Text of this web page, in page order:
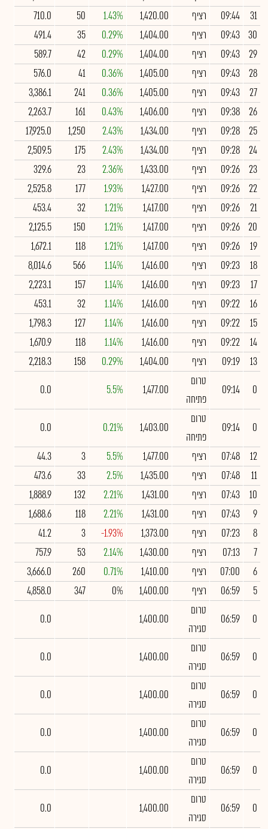
31
09:44 רציף 1,420.00
1.43%
50
710.0
30
09:43 רציף 1,404.00
0.29%
35
491.4
29
09:43 רציף 1,404.00
0.29%
42
589.7
28
09:43 רציף 1,405.00
0.36%
41
576.0
27
09:43 רציף 1,405.00
0.36%
241
3,386.1
26
09:38 רציף 1,406.00
0.43%
161
2,263.7
25
09:28 רציף 1,434.00
2.43%
1,250
17,925.0
24
09:28 רציף 1,434.00
2.43%
175
2,509.5
23
09:26 רציף 1,433.00
2.36%
23
329.6
22
09:26 רציף 1,427.00
1.93%
177
2,525.8
21
09:26 רציף 1,417.00
1.21%
32
453.4
20
09:26 רציף 1,417.00
1.21%
150
2,125.5
19
09:26 רציף 1,417.00
1.21%
118
1,672.1
18
09:23 רציף 1,416.00
1.14%
566
8,014.6
17
09:23 רציף 1,416.00
1.14%
157
2,223.1
16
09:22 רציף 1,416.00
1.14%
32
453.1
15
09:22 רציף 1,416.00
1.14%
127
1,798.3
14
09:22 רציף 1,416.00
1.14%
118
1,670.9
13
09:19 רציף 1,404.00
0.29%
158
2,218.3
0
09:14
טרום
פתיחה
1,477.00
5.5%
0.0
0
09:14
טרום
פתיחה
1,403.00
0.21%
0.0
12
07:48 רציף 1,477.00
5.5%
3
44.3
11
07:48 רציף 1,435.00
2.5%
33
473.6
10
07:43 רציף 1,431.00
2.21%
132
1,888.9
9
07:43 רציף 1,431.00
2.21%
118
1,688.6
8
07:23 רציף 1,373.00
-1.93%
3
41.2
7
07:13 רציף 1,430.00
2.14%
53
757.9
6
07:00 רציף 1,410.00
0.71%
260
3,666.0
5
06:59 רציף 1,400.00
0%
347
4,858.0
0
06:59
טרום
סגירה
1,400.00
0.0
0
06:59
טרום
סגירה
1,400.00
0.0
0
06:59
טרום
סגירה
1,400.00
0.0
0
06:59
טרום
סגירה
1,400.00
0.0
0
06:59
טרום
סגירה
1,400.00
0.0
0
06:59
טרום
סגירה
1,400.00
0.0